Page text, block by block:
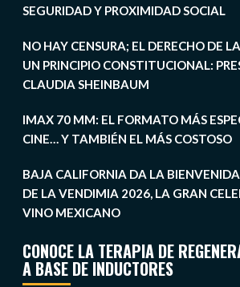
SEGURIDAD Y PROXIMIDAD SOCIAL
NO HAY CENSURA; EL DERECHO DE
UN PRINCIPIO CONSTITUCIONAL:
CLAUDIA SHEINBAUM
IMAX 70 MM: EL FORMATO MÁS
CINE… Y TAMBIÉN EL MÁS COSTOSO
BAJA CALIFORNIA DA LA
DE LA VENDIMIA 2026, LA GRAN
VINO MEXICANO
CONOCE LA TERAPIA DE
A BASE DE INDUCTORES